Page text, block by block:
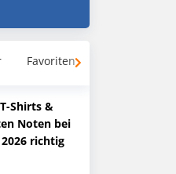
Favoriten
Shirts &
Noten bei
richtig